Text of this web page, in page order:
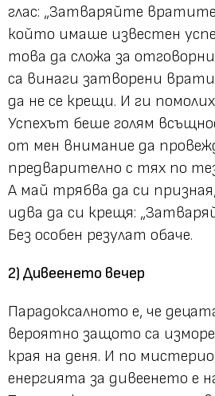
глас: „Затваряйте
който имаше известен
това да сложа за
са винаги затворени
да не се крещи. И ги
Успехът беше голям
от мен внимание да
предварително с тях по
А май трябва да си
идва да си крещя:
Без особен резулат обаче.
2) Дивеенето вечер
Парадоксалното е, че
вероятно защото са
края на деня. И по
енергията за дивеенето е